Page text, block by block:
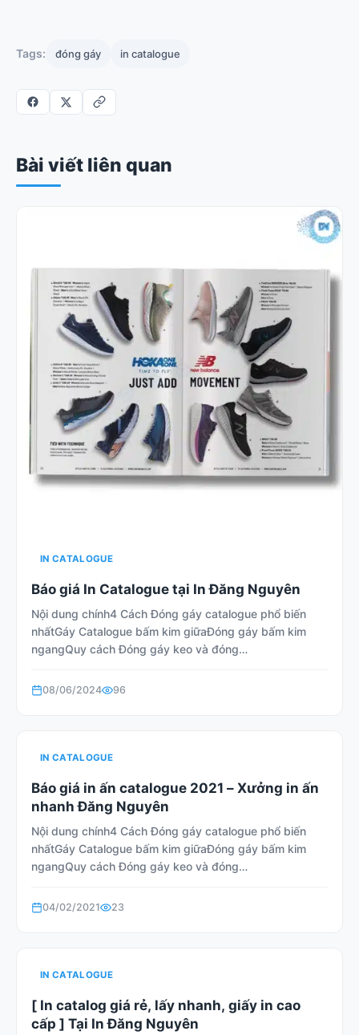
Tags: đóng gáy in catalogue
Bài viết liên quan
IN CATALOGUE
Báo giá In Catalogue tại In Đăng Nguyên
Nội dung chính4 Cách Đóng gáy catalogue phổ biến
nhấtGáy Catalogue bấm kim giữaĐóng gáy bấm kim
ngangQuy cách Đóng gáy keo và đóng…
08/06/2024 96
IN CATALOGUE
Báo giá in ấn catalogue 2021 – Xưởng in ấn
nhanh Đăng Nguyên
Nội dung chính4 Cách Đóng gáy catalogue phổ biến
nhấtGáy Catalogue bấm kim giữaĐóng gáy bấm kim
ngangQuy cách Đóng gáy keo và đóng…
04/02/2021 23
IN CATALOGUE
[ In catalog giá rẻ, lấy nhanh, giấy in cao
cấp ] Tại In Đăng Nguyên